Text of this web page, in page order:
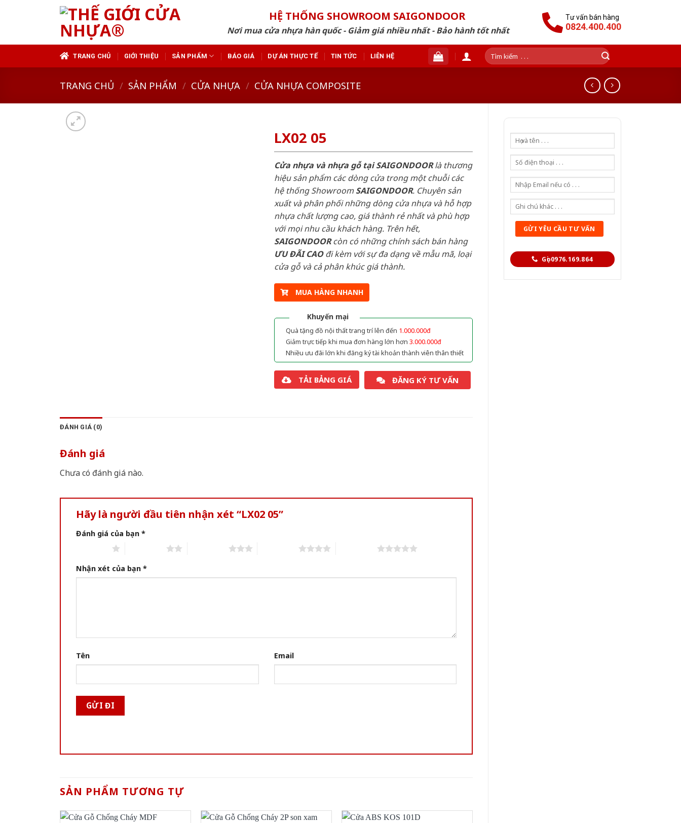
HỆ THỐNG SHOWROOM SAIGONDOOR
Nơi mua cửa nhựa hàn quốc - Giảm giá nhiều nhất - Bảo hành tốt nhất
Tư vấn bán hàng
0824.400.400
TRANG CHỦ GIỚI THIỆU SẢN PHẨM BÁO GIÁ DỰ ÁN THỰC TẾ TIN TỨC LIÊN HỆ
Tìm
kiếm:
TRANG CHỦ / SẢN PHẨM / CỬA NHỰA / CỬA NHỰA COMPOSITE
Gọi 0976.169.864
LX02 05
Cửa nhựa và nhựa gỗ tại SAIGONDOORlà thương
hiệu sản phẩm các dòng cửa trong một chuỗi các
hệ thống ShowroomSAIGONDOOR. Chuyên sản
xuất và phân phối những dòng cửa nhựa và hỗ hợp
nhựa chất lượng cao, giá thành rẻ nhất và phù hợp
với mọi nhu cầu khách hàng. Trên hết,
SAIGONDOORcòn có những chính sách bán hàng
ƯU ĐÃI CAOđi kèm với sự đa dạng về mẫu mã, loại
cửa gỗ và cả phân khúc giá thành.
MUA HÀNG NHANH
Khuyến mại
Quà tặng đồ nội thất trang trí lên đến 1.000.000đ
Giảm trực tiếp khi mua đơn hàng lớn hơn 3.000.000đ
Nhiều ưu đãi lớn khi đăng ký tài khoản thành viên thân thiết
TẢI BẢNG GIÁ ĐĂNG KÝ TƯ VẤN
ĐÁNH GIÁ (0)
Đánh giá
Chưa có đánh giá nào.
Hãy là người đầu tiên nhận xét “LX02 05”
Đánh giá của bạn *
Nhận xét của bạn *
Tên Email
SẢN PHẨM TƯƠNG TỰ